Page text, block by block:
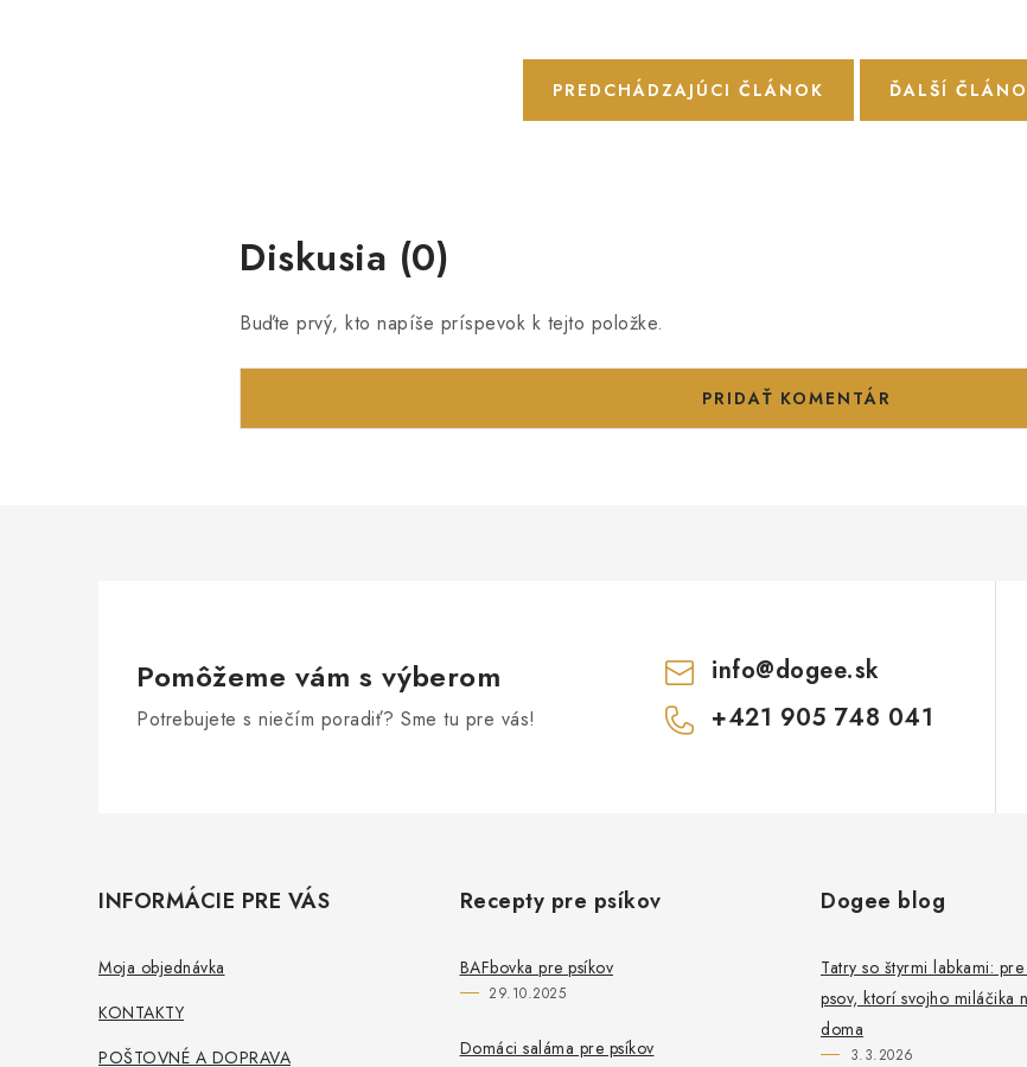
PREDCHÁDZAJÚCI ČLÁNOK ĎALŠÍ
Diskusia (0)
Buďte prvý, kto napíše príspevok k tejto položke.
PRIDAŤ KOMENTÁR
Pomôžeme vám s výberom
Potrebujete s niečím poradiť? Sme tu pre vás!
info@dogee.sk
+421 905 748 041
INFORMÁCIE PRE VÁS
Moja objednávka
KONTAKTY
POŠTOVNÉ A DOPRAVA
Recepty pre psíkov
BAFbovka pre psíkov
29.10.2025
Domáci saláma pre psíkov
Dogee blog
Tatry so štyrmi labkami:
psov, ktorí svojho miláčika
doma
3.3.2026